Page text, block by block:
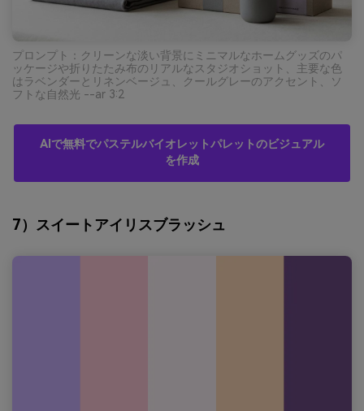
プロンプト：クリーンな淡い背景にミニマルなホームグッズのパ
ッケージや折りたたみ布のリアルなスタジオショット、主要な色
はラベンダーとリネンベージュ、クールグレーのアクセント、ソ
フトな自然光 --ar 3:2
AIで無料でパステルバイオレットパレットのビジュアル
を作成
7）スイートアイリスブラッシュ